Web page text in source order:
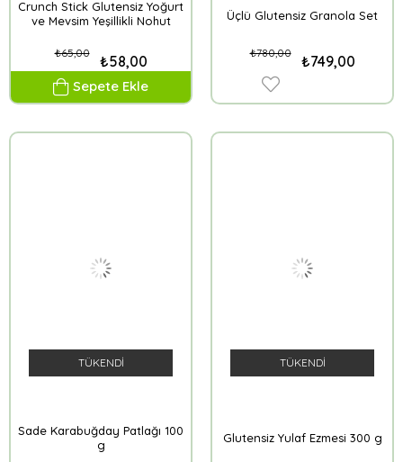
Crunch Stick Glutensiz Yoğurt
ve Mevsim Yeşillikli Nohut
₺58,00
₺65,00
Sepete Ekle
Üçlü Glutensiz Granola Set
₺749,00
₺780,00
TÜKENDI
Sade Karabuğday Patlağı 100
g
TÜKENDI
Glutensiz Yulaf Ezmesi 300 g